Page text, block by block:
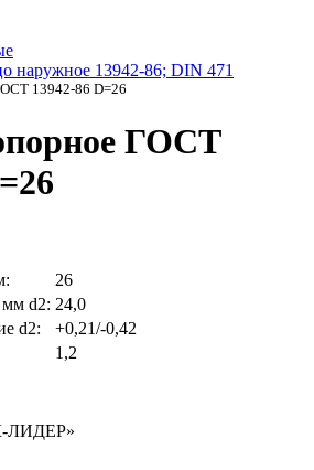
наружное 13942-86; DIN 471
13942-86 D=26
ГОСT
26
d2: 24,0
d2:
+0,21/-0,42
1,2